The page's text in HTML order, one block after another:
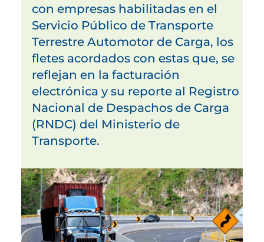
con empresas habilitadas en el
Servicio Público de Transporte
Terrestre Automotor de Carga, los
fletes acordados con estas que, se
reflejan en la facturación
electrónica y su reporte al Registro
Nacional de Despachos de Carga
(RNDC) del Ministerio de
Transporte.